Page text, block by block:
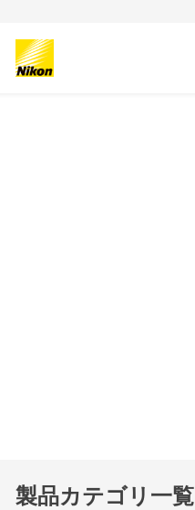
製品カテゴリ一覧